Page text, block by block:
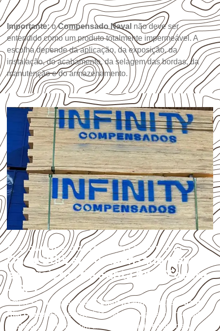
Importante:oCompensado Naval não deve ser
entendido como um produto totalmente impermeável. A
escolha depende da aplicação, da exposição, da
instalação, do acabamento, da selagem das bordas, da
manutenção e do armazenamento.
APLICAÇÕES DO COMPENSADO NAVAL
Onde utilizar Compensado Naval
em projetos de Santa Rita D´oeste
– SP?
Empresas que procuram
Compensado Naval em Santa
Rita D´oestedevem avaliar onde a chapa será instalada,
qual será o contato com umidade e quais cuidados de